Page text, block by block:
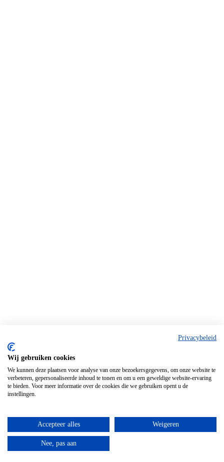
Privacybeleid
Wij gebruiken cookies
We kunnen deze plaatsen voor analyse van onze bezoekersgegevens, om onze website te
verbeteren, gepersonaliseerde inhoud te tonen en om u een geweldige website-ervaring
te bieden. Voor meer informatie over de cookies die we gebruiken opent u de
instellingen.
Accepteer alles Weigeren
Nee, pas aan